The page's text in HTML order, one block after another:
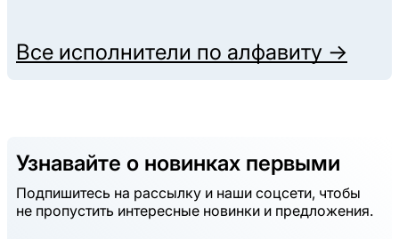
Все исполнители по алфавиту →
Узнавайте о новинках первыми
Подпишитесь на рассылку и наши соцсети, чтобы
не пропустить интересные новинки и предложения.